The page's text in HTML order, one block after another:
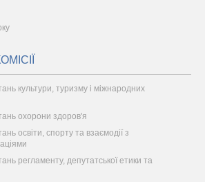
культури, туризму і міжнародних
охорони здоров'я
освіти, спорту та взаємодії з
регламенту, депутатської етики та